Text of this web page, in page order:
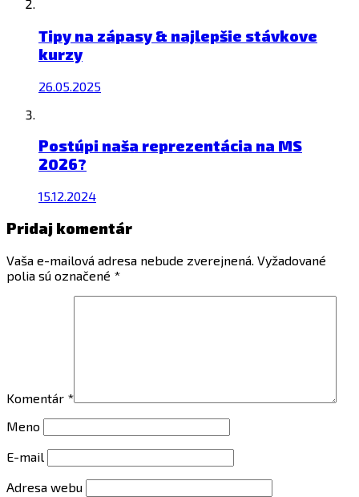
Tipy na zápasy & najlepšie stávkove
kurzy
26.05.2025
Postúpi naša reprezentácia na MS
2026?
15.12.2024
Pridaj komentár
Vaša e-mailová adresa nebude zverejnená. Vyžadované
polia sú označené *
Komentár *
Meno
E-mail
Adresa webu